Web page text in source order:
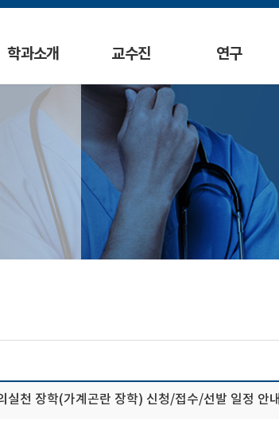
학과소개 교수진 연구
실천 장학(가계곤란 장학) 신청/접수/선발 일정 안내